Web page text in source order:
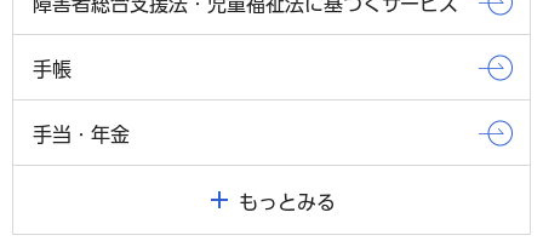
手帳
手当・年金
もっとみる